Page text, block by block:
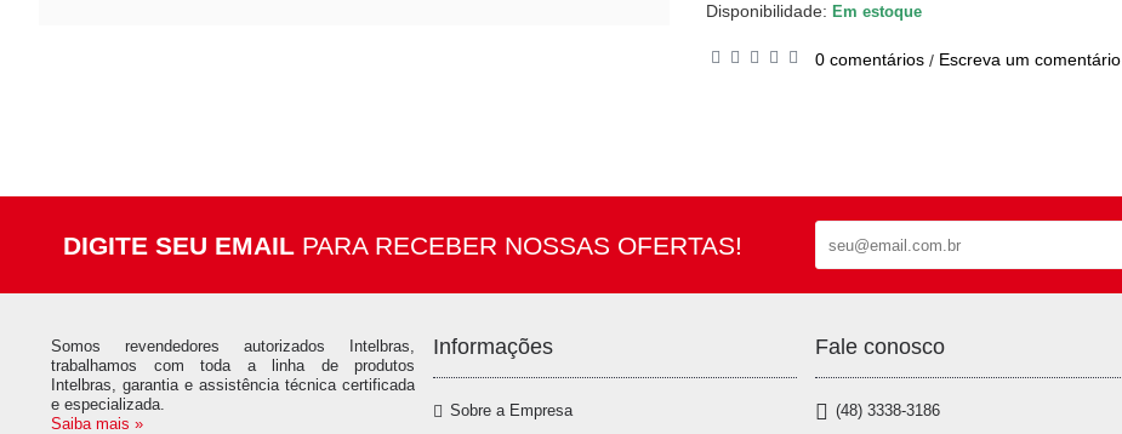
Disponibilidade: Em estoque
0 comentários / Escreva um comentário
DIGITE SEU EMAIL PARA RECEBER NOSSAS OFERTAS!
Somos revendedores autorizados Intelbras,
trabalhamos com toda a linha de produtos
Intelbras, garantia e assistência técnica certificada
e especializada.
Saiba mais »
Informações
Sobre a Empresa
Fale conosco
(48) 3338-3186